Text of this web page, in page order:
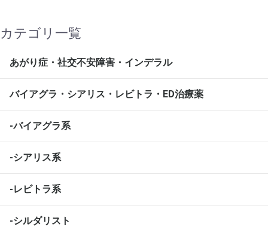
カテゴリ一覧
あがり症・社交不安障害・インデラル
バイアグラ・シアリス・レビトラ・ED治療薬
-バイアグラ系
-シアリス系
-レビトラ系
-シルダリスト